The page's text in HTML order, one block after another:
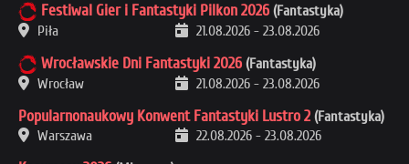
Festiwal Gier i Fantastyki Pilkon 2026 (Fantastyka)
Piła
21.08.2026 - 23.08.2026
Wrocławskie Dni Fantastyki 2026 (Fantastyka)
Wrocław
21.08.2026 - 23.08.2026
Popularnonaukowy Konwent Fantastyki Lustro 2 (Fantastyka)
Warszawa
22.08.2026 - 23.08.2026